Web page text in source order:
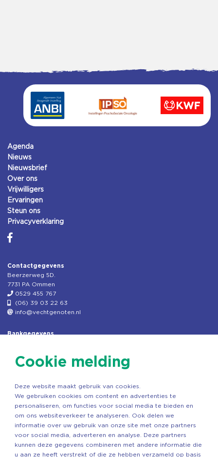
Agenda
Nieuws
Nieuwsbrief
Over ons
Vrijwilligers
Ervaringen
Steun ons
Privacyverklaring
Contactgegevens
Beerzerweg 5D.
7731 PA Ommen
0529 455 767
(06) 39 03 22 63
info@vechtgenoten.nl
Bankgegevens
Rek.nr: NL85RABO0127579230
Copyright ©2026 Vechtgenoten
Cookie melding
Deze website maakt gebruik van cookies.
We gebruiken cookies om content en advertenties te
personaliseren, om functies voor social media te bieden en
om ons websiteverkeer te analyseren. Ook delen we
informatie over uw gebruik van onze site met onze partners
voor social media, adverteren en analyse. Deze partners
kunnen deze gegevens combineren met andere informatie die
u aan ze heeft verstrekt of die ze hebben verzameld op basis